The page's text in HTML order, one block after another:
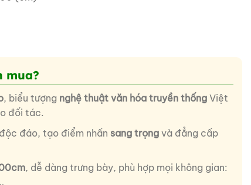
mua?
, biểu tượng nghệ thuật văn hóa truyền thốngViệt
đối tác.
đáo, tạo điểm nhấn sang trọngvà đẳng cấp
, dễ dàng trưng bày, phù hợp mọi không gian: